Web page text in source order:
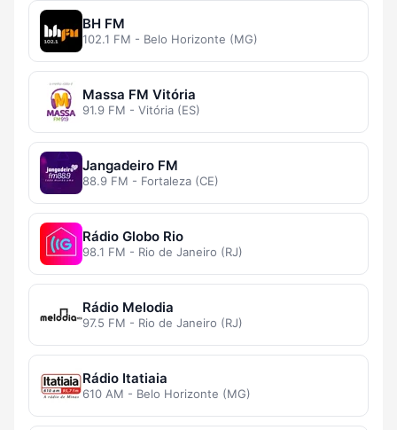
BH FM
102.1 FM - Belo Horizonte (MG)
Massa FM Vitória
91.9 FM - Vitória (ES)
Jangadeiro FM
88.9 FM - Fortaleza (CE)
Rádio Globo Rio
98.1 FM - Rio de Janeiro (RJ)
Rádio Melodia
97.5 FM - Rio de Janeiro (RJ)
Rádio Itatiaia
610 AM - Belo Horizonte (MG)